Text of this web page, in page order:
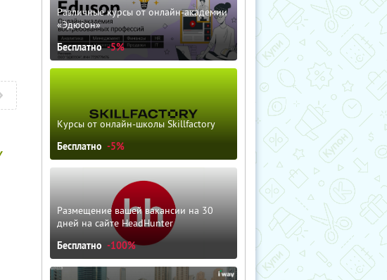
Различные курсы от онлайн-академии
«Эдюсон»
Бесплатно -5%
Курсы от онлайн-школы Skillfactory
Бесплатно -5%
Размещение вашей вакансии на 30
дней на сайте HeadHunter
Бесплатно -100%